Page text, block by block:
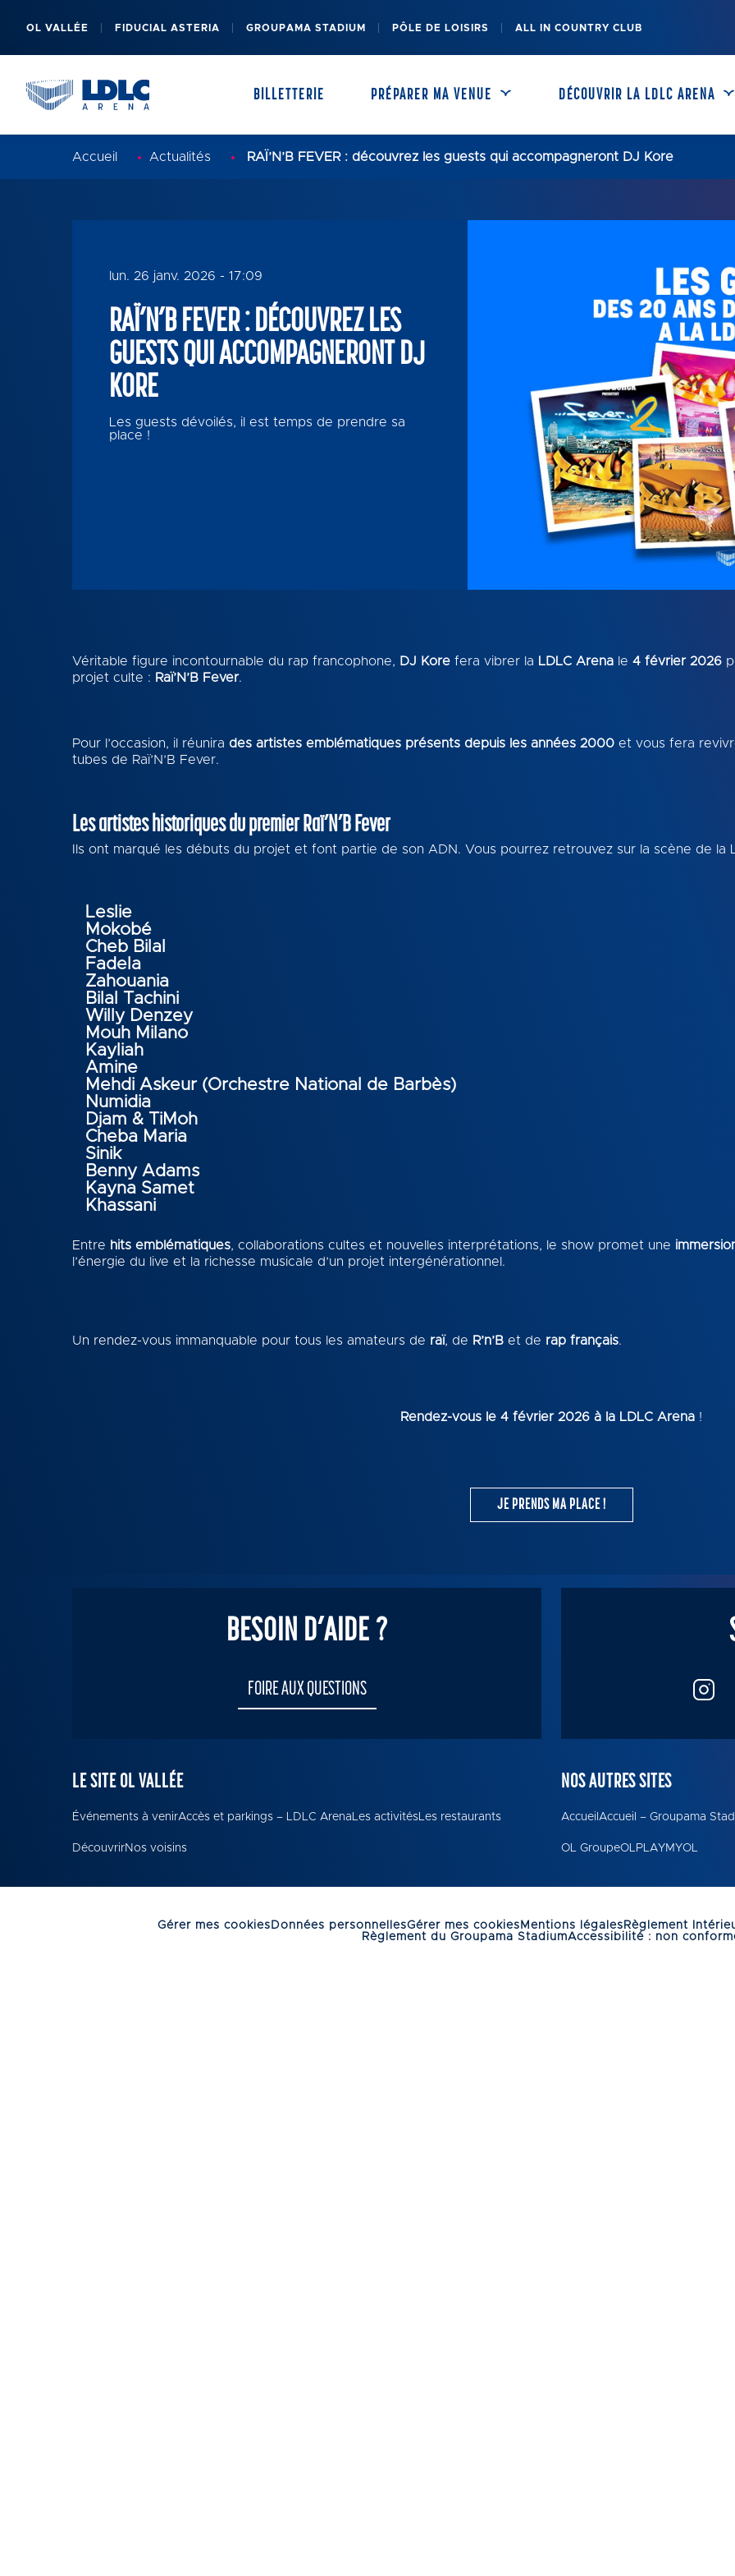
OL VALLÉE FIDUCIAL ASTERIA GROUPAMA STADIUM PÔLE DE LOISIRS ALL IN COUNTRY CLUB
BILLETTERIE PRÉPARER MA VENUE DÉCOUVRIR LA LDLC ARENA
FAQ
Accueil Actualités RAÏ’N’B FEVER : découvrez les guests qui accompagneront DJ Kore
lun. 26 janv. 2026 - 17:09
RAÏ’N’B FEVER : DÉCOUVREZ LES
GUESTS QUI ACCOMPAGNERONT DJ
KORE
Les guests dévoilés, il est temps de prendre sa
place !
Véritable figure incontournable du rap francophone, DJ Kore fera vibrer la LDLC Arena le 4 février 2026
projet culte : Raï’N’B Fever.
Pour l’occasion, il réunira des artistes emblématiques présents depuis les années 2000 et vous fera
tubes de Raï’N’B Fever.
Les artistes historiques du premier Raï’N’B Fever
Ils ont marqué les débuts du projet et font partie de son ADN. Vous pourrez retrouvez sur la scène de la
Leslie
Mokobé
Cheb Bilal
Fadela
Zahouania
Bilal Tachini
Willy Denzey
Mouh Milano
Kayliah
Amine
Mehdi Askeur (Orchestre National de Barbès)
Numidia
Djam & TiMoh
Cheba Maria
Sinik
Benny Adams
Kayna Samet
Khassani
Entre hits emblématiques, collaborations cultes et nouvelles interprétations, le show promet une
l’énergie du live et la richesse musicale d’un projet intergénérationnel.
Un rendez-vous immanquable pour tous les amateurs de raï, de R’n’B et de rap français.
Rendez-vous le 4 février 2026 à la LDLC Arena !
JE PRENDS MA PLACE !
BESOIN D’AIDE ?
FOIRE AUX QUESTIONS
LE SITE OL VALLÉE
Événements à venirAccès et parkings – LDLC ArenaLes activitésLes restaurants
DécouvrirNos voisins
NOS AUTRES SITES
Accueil Accueil – Groupama
OL GroupeOLPLAY MYOL
Gérer mes cookies Données personnellesGérer mes cookies Mentions légales Règlement
Règlement du Groupama StadiumAccessibilité : non